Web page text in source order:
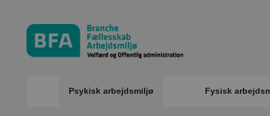
Psykisk arbejdsmiljø Fysisk